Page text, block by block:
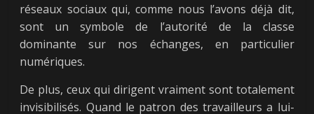
réseaux sociaux qui, comme nous l’avons déjà dit,
sont un symbole de l’autorité de la classe
dominante sur nos échanges, en particulier
numériques.
De plus, ceux qui dirigent vraiment sont totalement
invisibilisés. Quand le patron des travailleurs a lui-